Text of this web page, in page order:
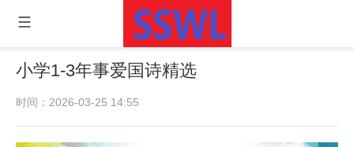
小学1-3年事爱国诗精选
时间：2026-03-25 14:55